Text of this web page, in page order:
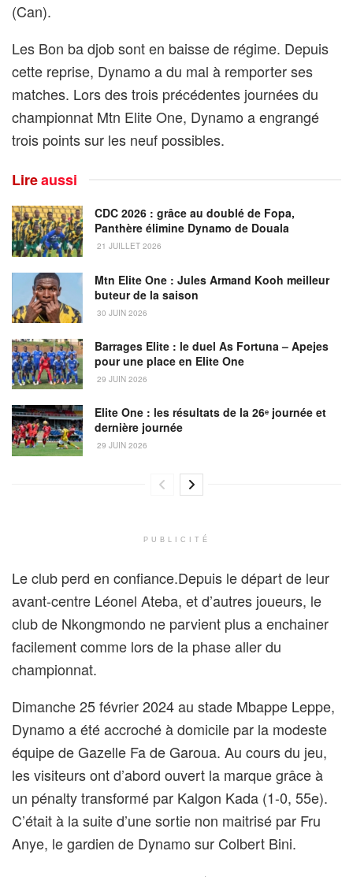
(Can).
Les Bon ba djob sont en baisse de régime. Depuis
cette reprise, Dynamo a du mal à remporter ses
matches. Lors des trois précédentes journées du
championnat Mtn Elite One, Dynamo a engrangé
trois points sur les neuf possibles.
Lireaussi
CDC 2026 : grâce au doublé de Fopa,
Panthère élimine Dynamo de Douala
21 JUILLET 2026
Mtn Elite One : Jules Armand Kooh meilleur
buteur de la saison
30 JUIN 2026
Barrages Elite : le duel As Fortuna – Apejes
pour une place en Elite One
29 JUIN 2026
Elite One : les résultats de la 26ᵉ journée et
dernière journée
29 JUIN 2026
PUBLICITÉ
Le club perd en confiance.Depuis le départ de leur
avant-centre Léonel Ateba, et d’autres joueurs, le
club de Nkongmondo ne parvient plus a enchainer
facilement comme lors de la phase aller du
championnat.
Dimanche 25 février 2024 au stade Mbappe Leppe,
Dynamo a été accroché à domicile par la modeste
équipe de Gazelle Fa de Garoua. Au cours du jeu,
les visiteurs ont d’abord ouvert la marque grâce à
un pénalty transformé par Kalgon Kada (1-0, 55e).
C’était à la suite d’une sortie non maitrisé par Fru
Anye, le gardien de Dynamo sur Colbert Bini.